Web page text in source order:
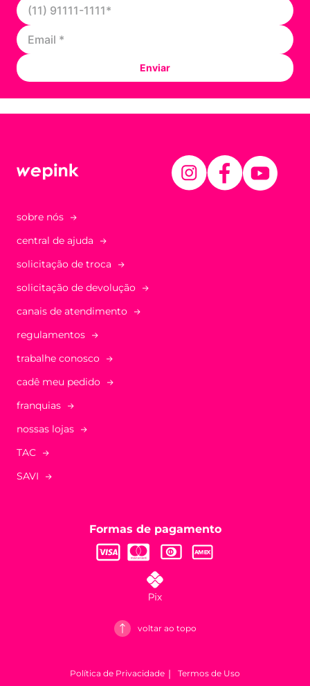
Enviar
sobre nós
central de ajuda
solicitação de troca
solicitação de devolução
canais de atendimento
regulamentos
trabalhe conosco
cadê meu pedido
franquias
nossas lojas
TAC
SAVI
Formas de pagamento
voltar ao topo
Política de Privacidade Termos de Uso